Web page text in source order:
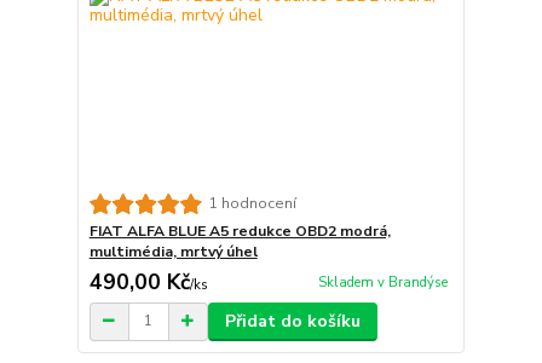
1 hodnocení
FIAT ALFA BLUE A5 redukce OBD2 modrá,
multimédia, mrtvý úhel
490,00 Kč/ks Skladem v Brandýse
Přidat do košíku